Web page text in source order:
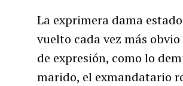
La exprimera dama
vuelto cada vez más
de expresión, como lo
marido, el exmandatario